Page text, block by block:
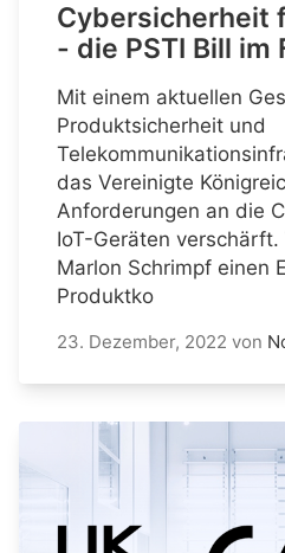
Cybersicherheit
- die PSTI Bill im
Mit einem aktuellen
Produktsicherheit und
das Vereinigte
Anforderungen an die
IoT-Geräten
Marlon Schrimpf einen
Produktko
23. Dezember, 2022 von